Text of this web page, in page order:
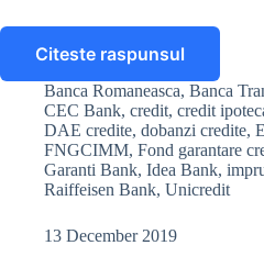
Citeste raspunsul
Creditele
Prima
Casa
si-
au
pierdut
din
doar
Banca Romaneasca, Banca
CEC Bank, credit, credit
DAE credite, dobanzi credite,
FNGCIMM, Fond garantare
Garanti Bank, Idea Bank,
Raiffeisen Bank, Unicredit
13 December 2019